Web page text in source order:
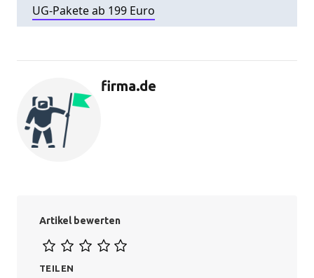
UG-Pakete ab 199 Euro
firma.de
Artikel bewerten
TEILEN